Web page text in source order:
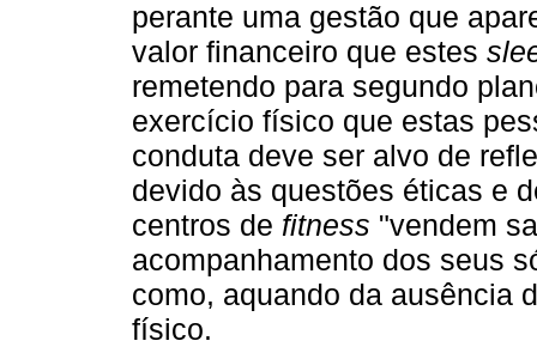
perante uma gestão que
valor financeiro que estes
remetendo para segundo
exercício físico que estas
conduta deve ser alvo de
devido às questões éticas e
centros de fitness "vendem
acompanhamento dos seus
como, aquando da ausência
físico.